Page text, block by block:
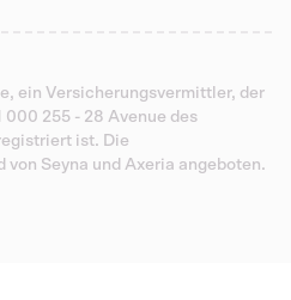
ein Versicherungsvermittler, der
000 255 - 28 Avenue des
ist. Die
von Seyna und Axeria angeboten.